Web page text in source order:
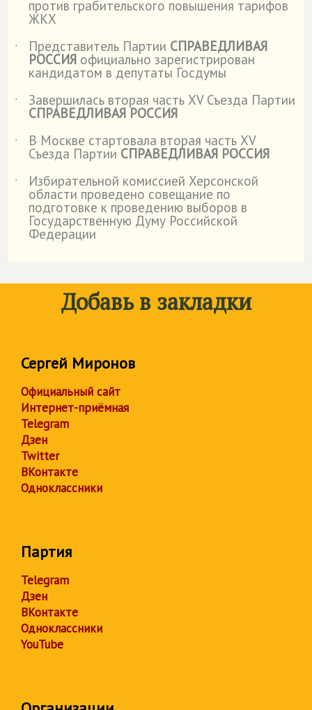
против грабительского повышения тарифов
ЖКХ
˙
Представитель Партии СПРАВЕДЛИВАЯ
РОССИЯ официально зарегистрирован
кандидатом в депутаты Госдумы
˙
Завершилась вторая часть XV Съезда Партии
СПРАВЕДЛИВАЯ РОССИЯ
˙
В Москве стартовала вторая часть XV
Съезда Партии СПРАВЕДЛИВАЯ РОССИЯ
˙
Избирательной комиссией Херсонской
области проведено совещание по
подготовке к проведению выборов в
Государственную Думу Российской
Федерации
Добавь в закладки
Сергей Миронов
Официальный сайт
Интернет-приёмная
Telegram
Дзен
Twitter
ВКонтакте
Одноклассники
Партия
Telegram
Дзен
ВКонтакте
Одноклассники
YouTube